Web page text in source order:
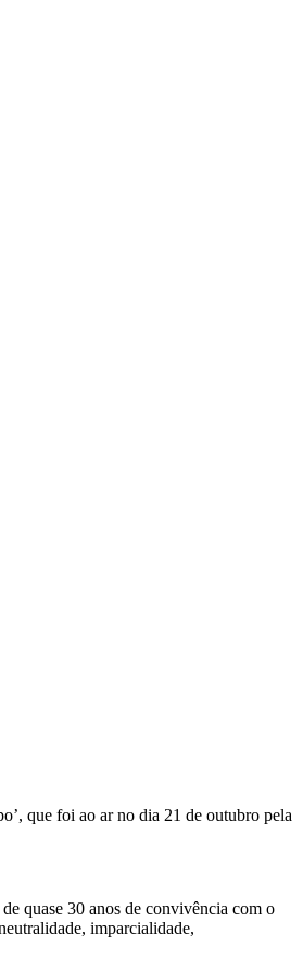
que foi ao ar no dia 21 de outubro pela
quase 30 anos de convivência com o
imparcialidade,